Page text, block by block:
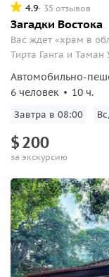
4.9 35 отзывов
Загадки Востока
Вас ждет «храм в
Тирта Ганга и
Автомобильно-
6 человек
10 ч.
Завтра в 08:00
$200
за экскурсию